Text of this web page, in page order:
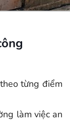
từng điểm
làm việc an